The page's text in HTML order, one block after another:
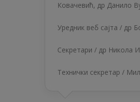
Ковачевић, др Данило
Уредник веб сајта / др
Секретари / др Никола
Технички секретар /